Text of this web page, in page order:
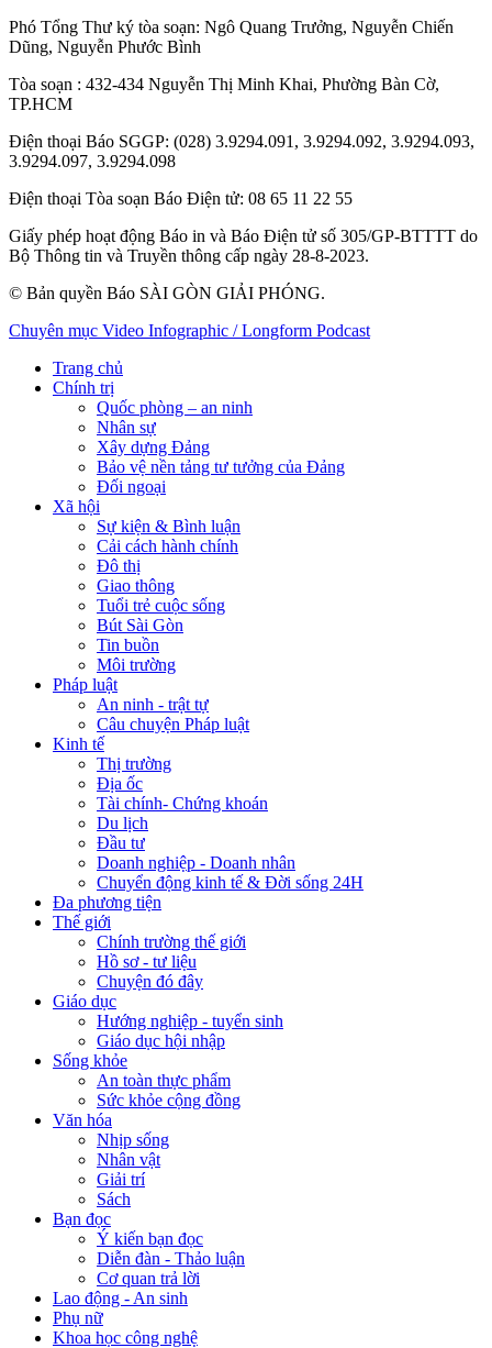
Phó Tổng Thư ký tòa soạn: Ngô Quang Trưởng, Nguyễn Chiến
Dũng, Nguyễn Phước Bình
Tòa soạn : 432-434 Nguyễn Thị Minh Khai, Phường Bàn Cờ,
TP.HCM
Điện thoại Báo SGGP: (028) 3.9294.091, 3.9294.092, 3.9294.093,
3.9294.097, 3.9294.098
Điện thoại Tòa soạn Báo Điện tử: 08 65 11 22 55
Giấy phép hoạt động Báo in và Báo Điện tử số 305/GP-BTTTT do
Bộ Thông tin và Truyền thông cấp ngày 28-8-2023.
© Bản quyền Báo SÀI GÒN GIẢI PHÓNG.
Chuyên mục Video Infographic / Longform Podcast
Trang chủ
Chính trị
Quốc phòng – an ninh
Nhân sự
Xây dựng Đảng
Bảo vệ nền tảng tư tưởng của Đảng
Đối ngoại
Xã hội
Sự kiện & Bình luận
Cải cách hành chính
Đô thị
Giao thông
Tuổi trẻ cuộc sống
Bút Sài Gòn
Tin buồn
Môi trường
Pháp luật
An ninh - trật tự
Câu chuyện Pháp luật
Kinh tế
Thị trường
Địa ốc
Tài chính- Chứng khoán
Du lịch
Đầu tư
Doanh nghiệp - Doanh nhân
Chuyển động kinh tế & Đời sống 24H
Đa phương tiện
Thế giới
Chính trường thế giới
Hồ sơ - tư liệu
Chuyện đó đây
Giáo dục
Hướng nghiệp - tuyển sinh
Giáo dục hội nhập
Sống khỏe
An toàn thực phẩm
Sức khỏe cộng đồng
Văn hóa
Nhịp sống
Nhân vật
Giải trí
Sách
Bạn đọc
Ý kiến bạn đọc
Diễn đàn - Thảo luận
Cơ quan trả lời
Lao động - An sinh
Phụ nữ
Khoa học công nghệ